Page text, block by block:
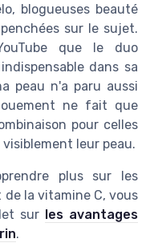
blogueuses beauté
sur le sujet.
que le duo
dans sa
peau n'a paru aussi
ne fait que
pour celles
leur peau.
plus sur les
la vitamine C, vous
sur les avantages
.